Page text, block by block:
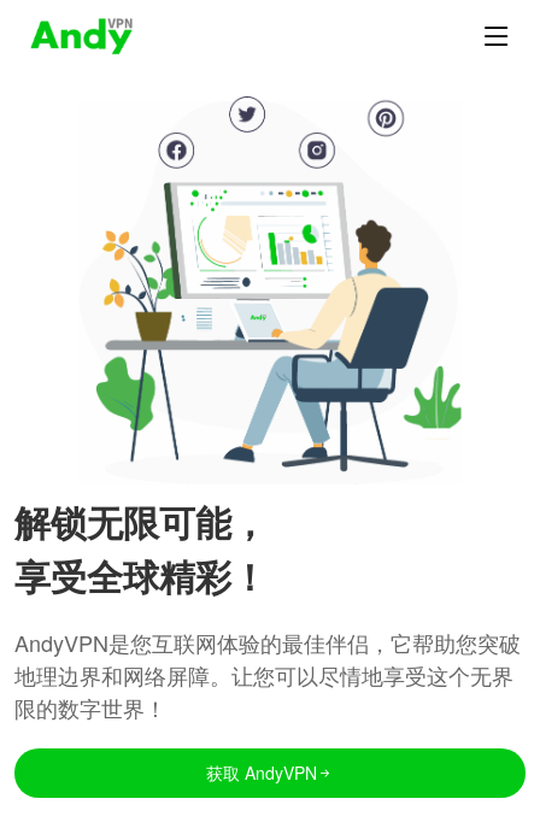
解锁无限可能，
享受全球精彩！
AndyVPN是您互联网体验的最佳伴侣，它帮助您突破
地理边界和网络屏障。让您可以尽情地享受这个无界
限的数字世界！
获取 AndyVPN